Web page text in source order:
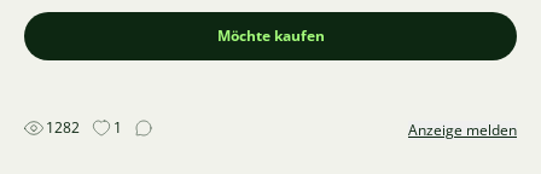
Möchte kaufen
1282 1 Anzeige melden